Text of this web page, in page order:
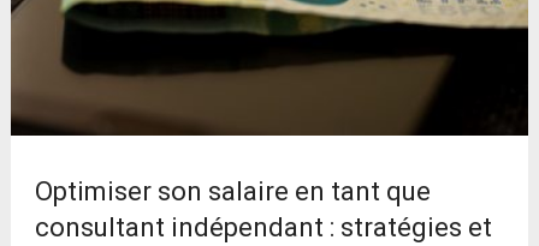
Optimiser son salaire en tant que
consultant indépendant : stratégies et